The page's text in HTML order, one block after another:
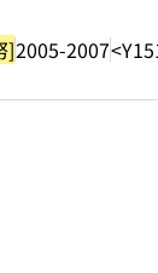
]2005-2007